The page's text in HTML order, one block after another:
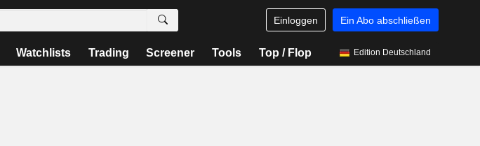
Einloggen Ein Abo abschließen
Watchlists Trading Screener Tools Top / Flop Edition Deutschland